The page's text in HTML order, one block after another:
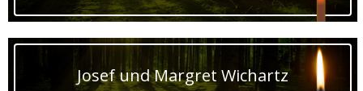
Josef und Margret Wichartz